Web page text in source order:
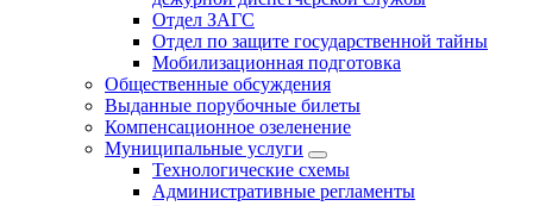
Отдел ЗАГС
Отдел по защите государственной тайны
Мобилизационная подготовка
Общественные обсуждения
Выданные порубочные билеты
Компенсационное озеленение
Муниципальные услуги
Технологические схемы
Административные регламенты